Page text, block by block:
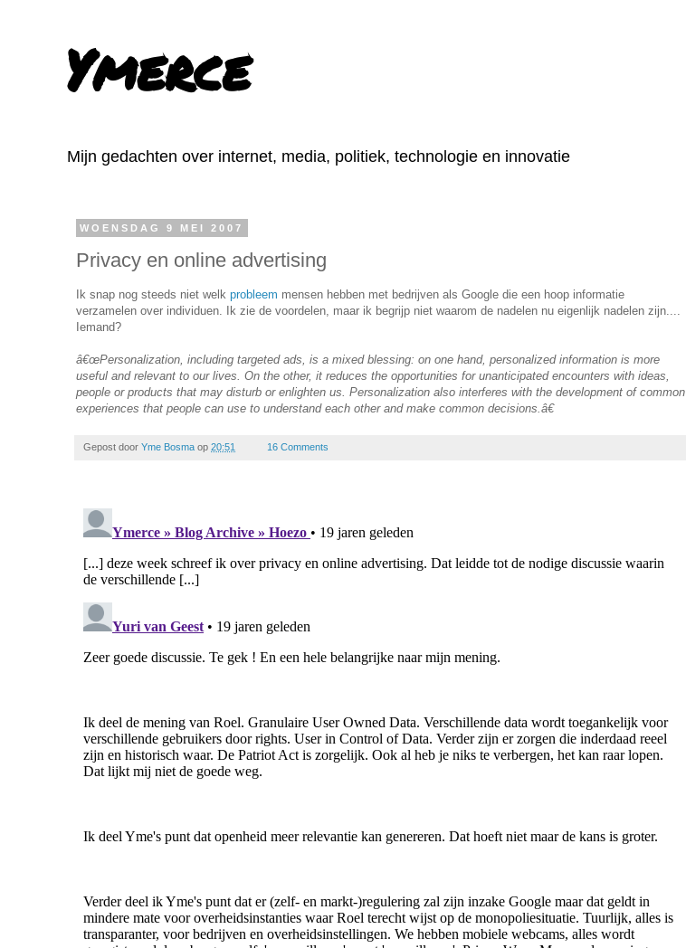
Ymerce
Mijn gedachten over internet, media, politiek, technologie en innovatie
WOENSDAG 9 MEI 2007
Privacy en online advertising
Ik snap nog steeds niet welk probleem mensen hebben met bedrijven als Google die een hoop informatie
verzamelen over individuen. Ik zie de voordelen, maar ik begrijp niet waarom de nadelen nu eigenlijk nadelen zijn....
Iemand?
â€œPersonalization, including targeted ads, is a mixed blessing: on one hand, personalized information is more
useful and relevant to our lives. On the other, it reduces the opportunities for unanticipated encounters with ideas,
people or products that may disturb or enlighten us. Personalization also interferes with the development of common
experiences that people can use to understand each other and make common decisions.â€
Gepost door Yme Bosma op 20:51 16 Comments